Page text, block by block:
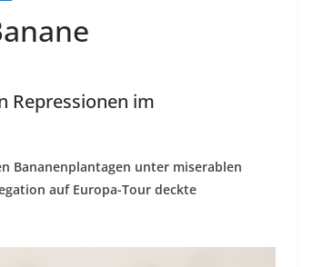
Repressionen im
Bananenplantagen unter miserablen
auf Europa-Tour deckte